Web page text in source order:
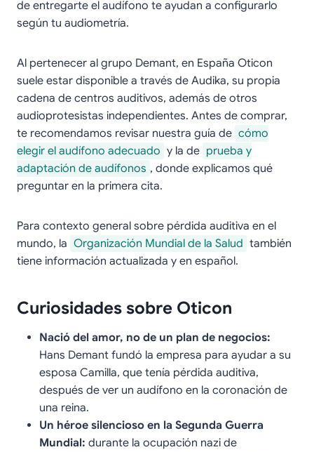
de entregarte el audífono te ayudan a configurarlo
según tu audiometría.
Al pertenecer al grupo Demant, en España Oticon
suele estar disponible a través de Audika, su propia
cadena de centros auditivos, además de otros
audioprotesistas independientes. Antes de comprar,
te recomendamos revisar nuestra guía de cómo
elegir el audífono adecuado y la de prueba y
adaptación de audífonos , donde explicamos qué
preguntar en la primera cita.
Para contexto general sobre pérdida auditiva en el
mundo, la Organización Mundial de la Salud también
tiene información actualizada y en español.
Curiosidades sobre Oticon
Nació del amor, no de un plan de negocios:
Hans Demant fundó la empresa para ayudar a su
esposa Camilla, que tenía pérdida auditiva,
después de ver un audífono en la coronación de
una reina.
Un héroe silencioso en la Segunda Guerra
Mundial: durante la ocupación nazi de